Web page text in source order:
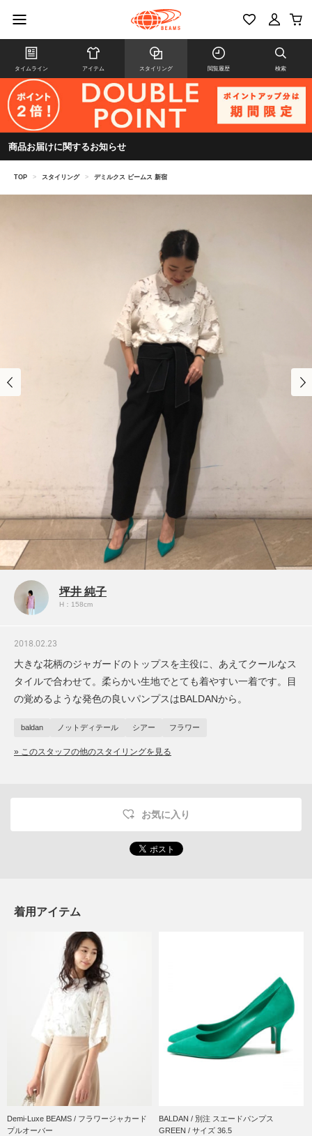
タイムライン アイテム スタイリング 閲覧履歴 検索
商品お届けに関するお知らせ
TOP > スタイリング > デミルクス ビームス 新宿
坪井 純子
H：158cm
2018.02.23
大きな花柄のジャガードのトップスを主役に、あえてクールなス
タイルで合わせて。柔らかい生地でとても着やすい一着です。目
の覚めるような発色の良いパンプスはBALDANから。
baldan ノットディテール シアー フラワー
» このスタッフの他のスタイリングを見る
お気に入り
着用アイテム
Demi-Luxe BEAMS / フラワージャカード
プルオーバー
BALDAN / 別注 スエードパンプス
GREEN / サイズ 36.5